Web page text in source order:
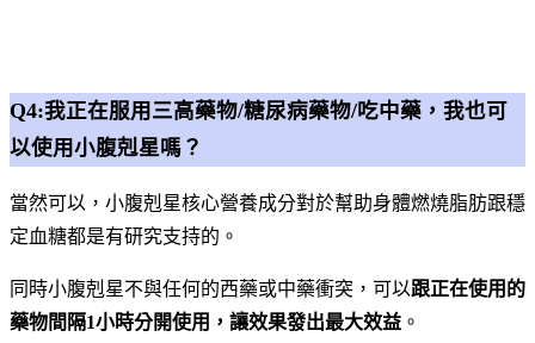
Q4:我正在服用三高藥物/糖尿病藥物/吃中藥，我也可
以使用小腹剋星嗎？
當然可以，小腹剋星核心營養成分對於幫助身體燃燒脂肪跟穩
定血糖都是有研究支持的。
同時小腹剋星不與任何的西藥或中藥衝突，可以跟正在使用的
藥物間隔1小時分開使用，讓效果發出最大效益 。